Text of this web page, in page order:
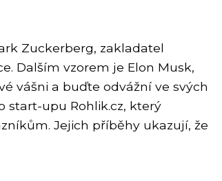
Zuckerberg, zakladatel
Dalším vzorem je Elon Musk,
vášni a buďte odvážní ve svých
start-upu Rohlik.cz, který
Jejich příběhy ukazují, že